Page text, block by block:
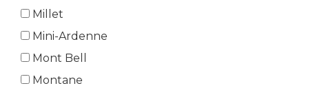
Millet
Mini-Ardenne
Mont Bell
Montane